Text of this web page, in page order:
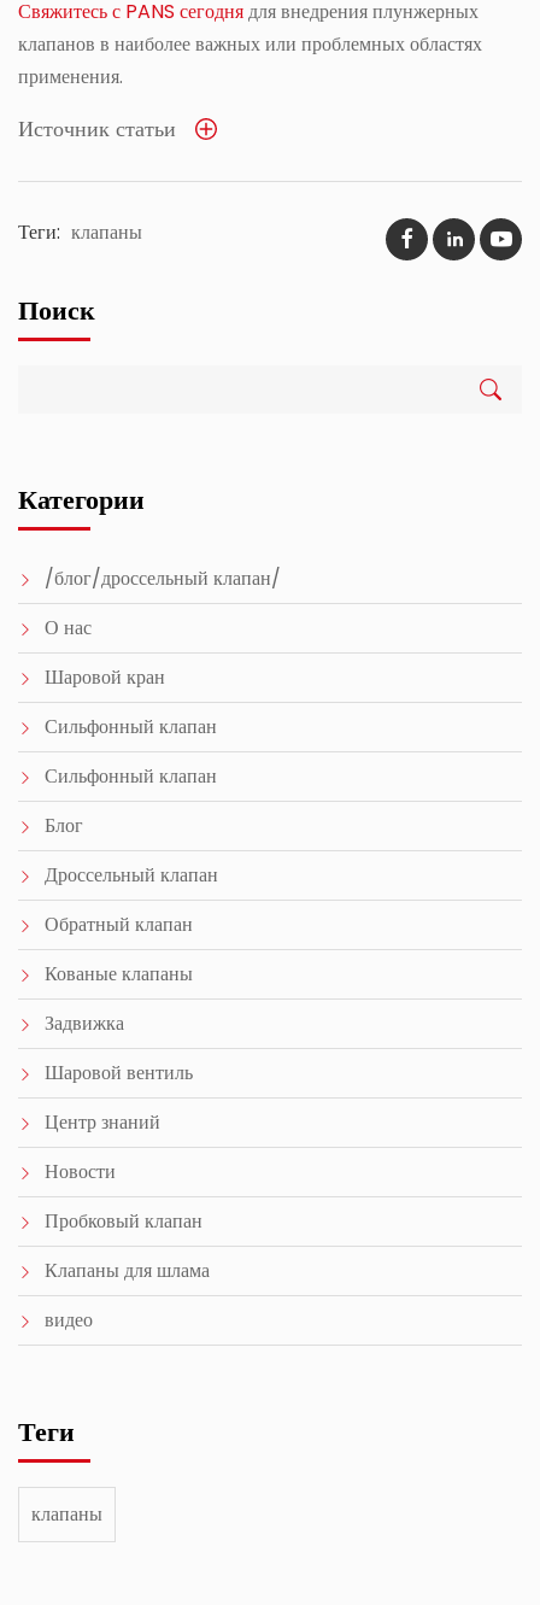
Свяжитесь с PANS сегоднядля внедрения плунжерных
клапанов в наиболее важных или проблемных областях
применения.
Источник статьи
Теги: клапаны
Поиск
Категории
/блог/дроссельный клапан/
О нас
Шаровой кран
Сильфонный клапан
Сильфонный клапан
Блог
Дроссельный клапан
Обратный клапан
Кованые клапаны
Задвижка
Шаровой вентиль
Центр знаний
Новости
Пробковый клапан
Клапаны для шлама
видео
Теги
клапаны